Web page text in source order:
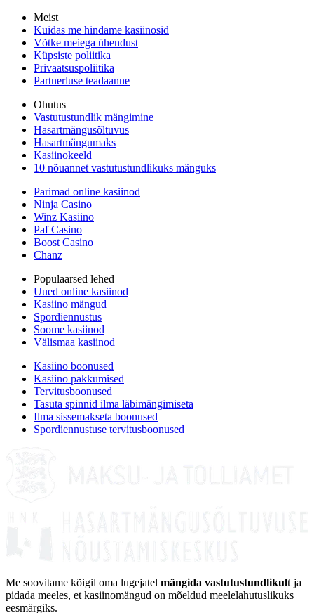
Meist
Kuidas me hindame kasiinosid
Võtke meiega ühendust
Küpsiste poliitika
Privaatsuspoliitika
Partnerluse teadaanne
Ohutus
Vastutustundlik mängimine
Hasartmängusõltuvus
Hasartmängumaks
Kasiinokeeld
10 nõuannet vastutustundlikuks mänguks
Parimad online kasiinod
Ninja Casino
Winz Kasiino
Paf Casino
Boost Casino
Chanz
Populaarsed lehed
Uued online kasiinod
Kasiino mängud
Spordiennustus
Soome kasiinod
Välismaa kasiinod
Kasiino boonused
Kasiino pakkumised
Tervitusboonused
Tasuta spinnid ilma läbimängimiseta
Ilma sissemakseta boonused
Spordiennustuse tervitusboonused
Me soovitame kõigil oma lugejatel mängida vastutustundlikult ja
pidada meeles, et kasiinomängud on mõeldud meelelahutuslikuks
eesmärgiks.